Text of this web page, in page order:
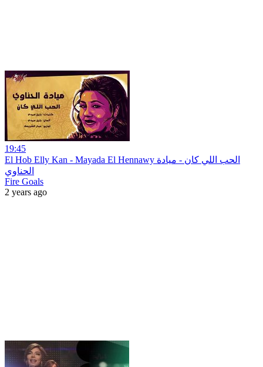
19:45
El Hob Elly Kan - Mayada El Hennawy الحب اللي كان - ميادة
الحناوي
Fire Goals
2 years ago